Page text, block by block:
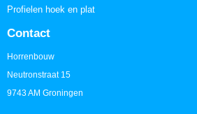
Profielen hoek en plat
Contact
Horrenbouw
Neutronstraat 15
9743 AM Groningen